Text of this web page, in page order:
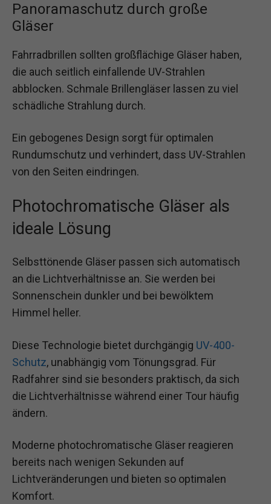
Panoramaschutz durch große
Gläser
Fahrradbrillen sollten großflächige Gläser haben,
die auch seitlich einfallende UV-Strahlen
abblocken. Schmale Brillengläser lassen zu viel
schädliche Strahlung durch.
Ein gebogenes Design sorgt für optimalen
Rundumschutz und verhindert, dass UV-Strahlen
von den Seiten eindringen.
Photochromatische Gläser als
ideale Lösung
Selbsttönende Gläser passen sich automatisch
an die Lichtverhältnisse an. Sie werden bei
Sonnenschein dunkler und bei bewölktem
Himmel heller.
Diese Technologie bietet durchgängig UV-400-
Schutz, unabhängig vom Tönungsgrad. Für
Radfahrer sind sie besonders praktisch, da sich
die Lichtverhältnisse während einer Tour häufig
ändern.
Moderne photochromatische Gläser reagieren
bereits nach wenigen Sekunden auf
Lichtveränderungen und bieten so optimalen
Komfort.